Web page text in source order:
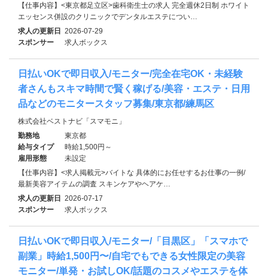
【仕事内容】<東京都足立区>歯科衛生士の求人 完全週休2日制 ホワイト
エッセンス併設のクリニックでデンタルエステについ…
求人の更新日 2026-07-29
スポンサー
求人ボックス
日払いOKで即日収入/モニター/完全在宅OK・未経験
者さんもスキマ時間で賢く稼げる/美容・エステ・日用
品などのモニタースタッフ募集/東京都/練馬区
株式会社ベストナビ「スマモニ」
勤務地
東京都
給与タイプ
時給1,500円～
雇用形態
未設定
【仕事内容】<求人掲載元>バイトな 具体的にお任せするお仕事の一例/
最新美容アイテムの調査 スキンケアやヘアケ…
求人の更新日 2026-07-17
スポンサー
求人ボックス
日払いOKで即日収入/モニター/「目黒区」「スマホで
副業」時給1,500円〜/自宅でもできる女性限定の美容
モニター/単発・お試しOK/話題のコスメやエステを体